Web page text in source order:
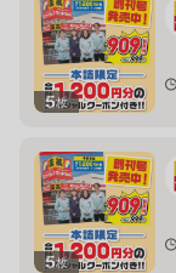
5枚
5枚